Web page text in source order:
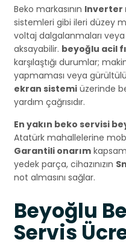
Beko markasının Inverter
sistemleri gibi ileri düzey
voltaj dalgalanmaları
aksayabilir. beyoğlu acil
karşılaştığı durumlar;
yapmaması veya gürültülü
ekran sistemi üzerinde
yardım çağrısıdır.
En yakın beko servisi
Atatürk mahallelerine
Garantili onarım
yedek parça, cihazınızın
not almasını sağlar.
Beyoğlu
Servis